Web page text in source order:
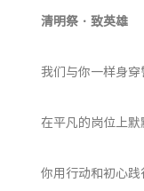
清明祭 · 致英雄
我们与你一样身穿
在平凡的岗位上默
你用行动和初心践